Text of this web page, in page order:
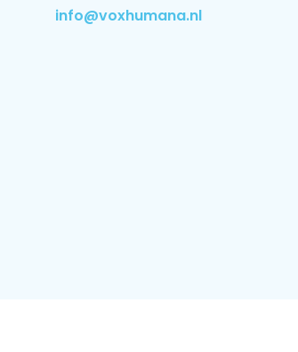
info@voxhumana.nl